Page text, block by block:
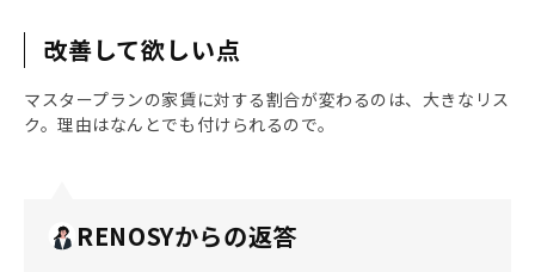
改善して欲しい点
マスタープランの家賃に対する割合が変わるのは、大きなリス
ク。理由はなんとでも付けられるので。
RENOSYからの返答